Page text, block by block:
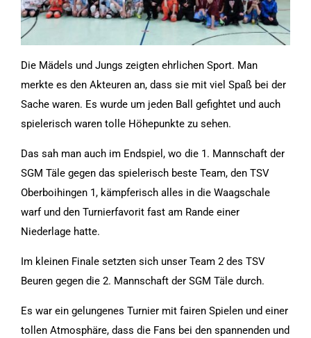
Die Mädels und Jungs zeigten ehrlichen Sport. Man
merkte es den Akteuren an, dass sie mit viel Spaß bei der
Sache waren. Es wurde um jeden Ball gefightet und auch
spielerisch waren tolle Höhepunkte zu sehen.
Das sah man auch im Endspiel, wo die 1. Mannschaft der
SGM Täle gegen das spielerisch beste Team, den TSV
Oberboihingen 1, kämpferisch alles in die Waagschale
warf und den Turnierfavorit fast am Rande einer
Niederlage hatte.
Im kleinen Finale setzten sich unser Team 2 des TSV
Beuren gegen die 2. Mannschaft der SGM Täle durch.
Es war ein gelungenes Turnier mit fairen Spielen und einer
tollen Atmosphäre, dass die Fans bei den spannenden und
Statistiken
Diese Cookies
geben uns
Informationen,
wie die
Website
und helfen
uns somit
beim
verbessern
der Website.
Funktionen
Wird für
manche
Features
der Seite